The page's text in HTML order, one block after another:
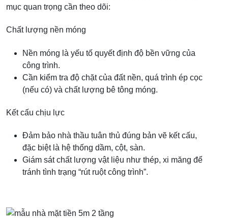
mục quan trọng cần theo dõi:
Chất lượng nền móng
Nền móng là yếu tố quyết định độ bền vững của
công trình.
Cần kiểm tra độ chặt của đất nền, quá trình ép cọc
(nếu có) và chất lượng bê tông móng.
Kết cấu chịu lực
Đảm bảo nhà thầu tuân thủ đúng bản vẽ kết cấu,
đặc biệt là hệ thống dầm, cột, sàn.
Giám sát chất lượng vật liệu như thép, xi măng để
tránh tình trạng “rút ruột công trình”.